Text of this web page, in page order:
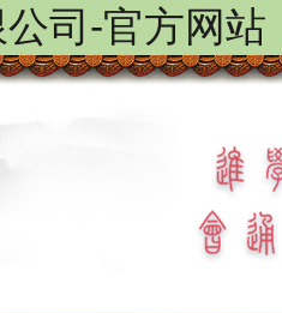
司-官方网站